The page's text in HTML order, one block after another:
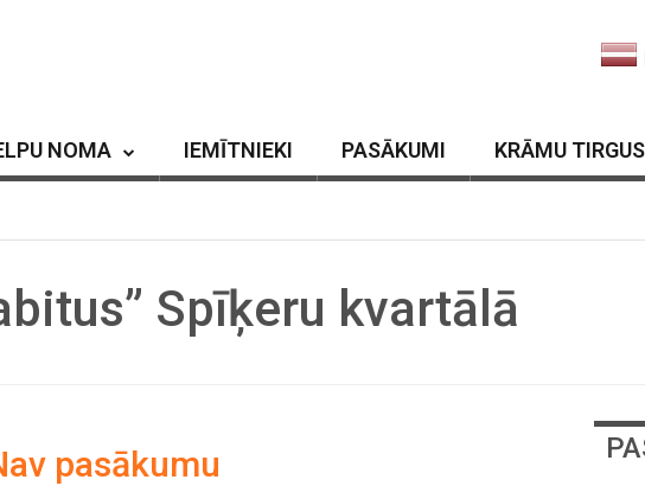
NOMA IEMĪTNIEKI PASĀKUMI KRĀMU TIRGUS
Spīķeru kvartālā
pasākumu